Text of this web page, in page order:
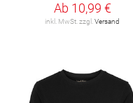
Ab 10,99 €
inkl. MwSt. zzgl.Versand